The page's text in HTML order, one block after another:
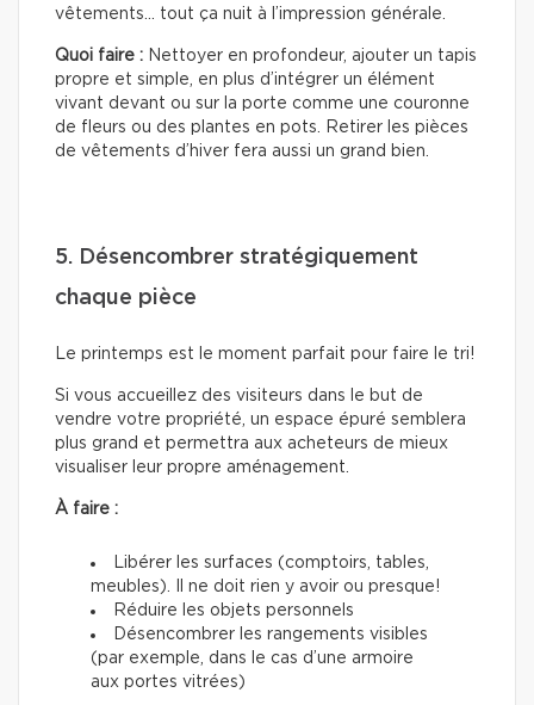
vêtements… tout ça nuit à l’impression générale.
Quoi faire : Nettoyer en profondeur, ajouter un tapis
propre et simple, en plus d’intégrer un élément
vivant devant ou sur la porte comme une couronne
de fleurs ou des plantes en pots. Retirer les pièces
de vêtements d’hiver fera aussi un grand bien.
5. Désencombrer stratégiquement
chaque pièce
Le printemps est le moment parfait pour faire le tri!
Si vous accueillez des visiteurs dans le but de
vendre votre propriété, un espace épuré semblera
plus grand et permettra aux acheteurs de mieux
visualiser leur propre aménagement.
À faire :
Libérer les surfaces (comptoirs, tables,
meubles). Il ne doit rien y avoir ou presque!
Réduire les objets personnels
Désencombrer les rangements visibles
(par exemple, dans le cas d’une armoire
aux portes vitrées)